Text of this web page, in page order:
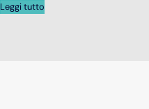
Leggi tutto